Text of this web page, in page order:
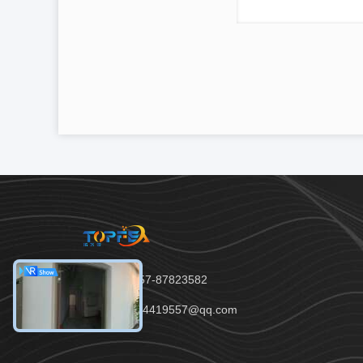
Tel.：86-757-87823582
E-mail：394419557@qq.com